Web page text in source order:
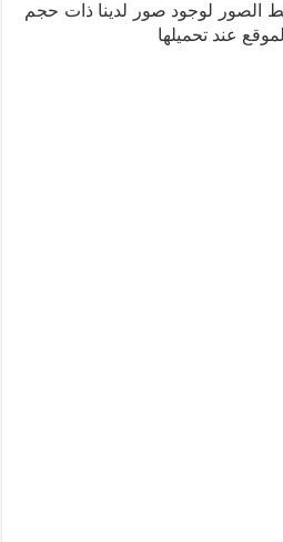
الصور لوجود صور لدينا ذات حجم
عند تحميلها